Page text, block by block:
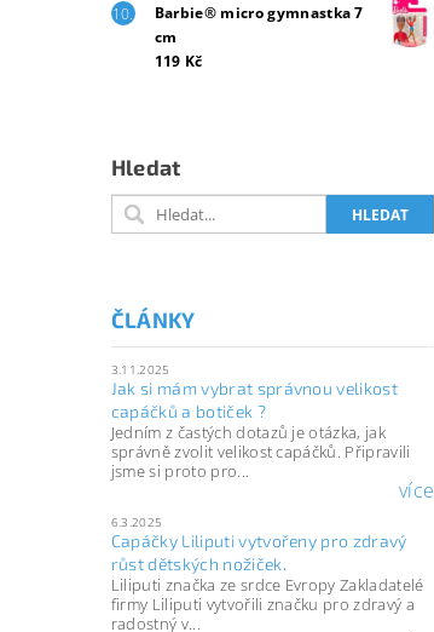
Barbie® micro gymnastka 7
cm
119 Kč
Hledat
ČLÁNKY
3.11.2025
Jak si mám vybrat správnou velikost
capáčků a botiček ?
Jedním z častých dotazů je otázka, jak
správně zvolit velikost capáčků. Připravili
jsme si proto pro...
více
6.3.2025
Capáčky Liliputi vytvořeny pro zdravý
růst dětských nožiček.
Liliputi značka ze srdce Evropy Zakladatelé
firmy Liliputi vytvořili značku pro zdravý a
radostný v...